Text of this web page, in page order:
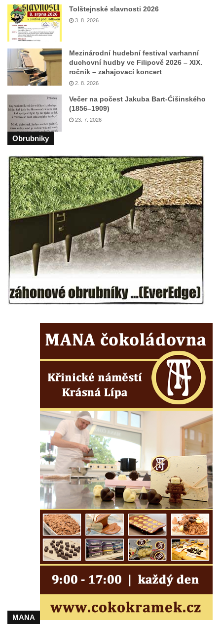
Velká zvonice v Rakovníku
Zvonice kostela svaté Kateřiny
Alexandrijské ve Velvarech
Zvonice v Tupadlech
Zvonice v Chrastné
Zvonice u sochy svatého Jana
Nepomuckého na rozcestí u domu čp. 249 v
Rozhledu (Jiřetín pod Jedlovou)
Zvonice kostela svatého Vojtěcha v ulici
Křížová v Litoměřicích
Zvonice Račice
Zvonice u kostela Matky Boží v Lounech
Zvonice Merboltice
Zvonice v Klapém
Zvonice u kostela svatého Václava v
Dlažkovicích
Zvonice v zámeckém parku ve Svojkově
Zvonice u kostela svatých Petra a Pavla v
Sutomi
Zvonice u kostela svaté Barbory u Zahrádek
Roudnici nad Labem
Zvonice v Rovném pod Řípem
Zvonice Polesí
Zvonice Levín
Dřevěná zvonice Lomnice nad Popelkou
Tolštejnské slavnosti 2026
3. 8. 2026
Mezinárodní hudební festival varhanní
duchovní hudby ve Filipově 2026 – XIX.
ročník – zahajovací koncert
2. 8. 2026
Večer na počest Jakuba Bart-Ćišinského
(1856–1909)
23. 7. 2026
Obrubniky
MANA